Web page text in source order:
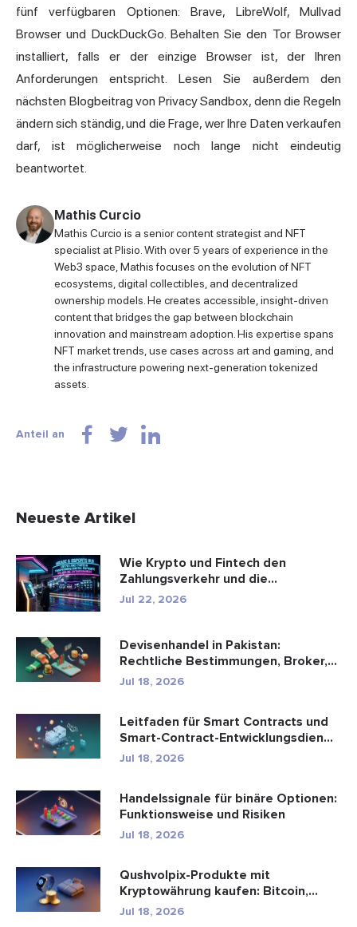
fünf verfügbaren Optionen: Brave, LibreWolf, Mullvad
Browser und DuckDuckGo. Behalten Sie den Tor Browser
installiert, falls er der einzige Browser ist, der Ihren
Anforderungen entspricht. Lesen Sie außerdem den
nächsten Blogbeitrag von Privacy Sandbox, denn die Regeln
ändern sich ständig, und die Frage, wer Ihre Daten verkaufen
darf, ist möglicherweise noch lange nicht eindeutig
beantwortet.
Mathis Curcio
Mathis Curcio is a senior content strategist and NFT
specialist at Plisio. With over 5 years of experience in the
Web3 space, Mathis focuses on the evolution of NFT
ecosystems, digital collectibles, and decentralized
ownership models. He creates accessible, insight-driven
content that bridges the gap between blockchain
innovation and mainstream adoption. His expertise spans
NFT market trends, use cases across art and gaming, and
the infrastructure powering next-generation tokenized
assets.
Anteil an
Neueste Artikel
Wie Krypto und Fintech den
Zahlungsverkehr und die
Unterhaltungsbr...
Jul 22, 2026
Devisenhandel in Pakistan:
Rechtliche Bestimmungen, Broker,
Handel...
Jul 18, 2026
Leitfaden für Smart Contracts und
Smart-Contract-Entwicklungsdien...
Jul 18, 2026
Handelssignale für binäre Optionen:
Funktionsweise und Risiken
Jul 18, 2026
Qushvolpix-Produkte mit
Kryptowährung kaufen: Bitcoin,
Zahlungen ...
Jul 18, 2026